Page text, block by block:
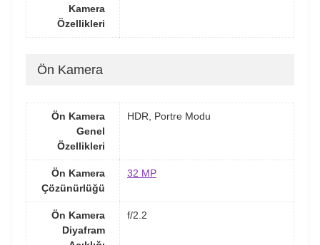
Kamera
Özellikleri
Ön Kamera
Ön Kamera
Genel
Özellikleri
HDR, Portre Modu
Ön Kamera
Çözünürlüğü
32 MP
Ön Kamera
Diyafram
f/2.2